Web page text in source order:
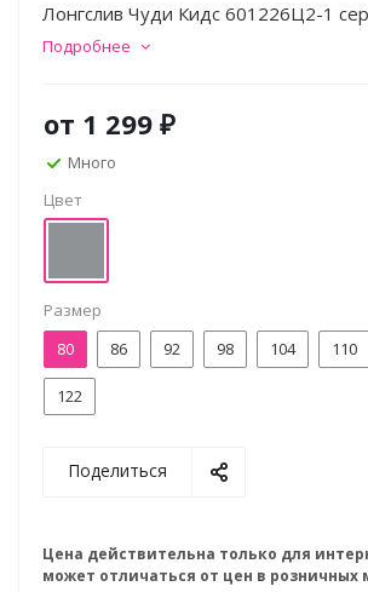
Лонгслив Чуди Кидс 601226Ц2-1
Подробнее
от 1 299 ₽
Много
Цвет
Размер
80
86 92 98 104 110
122
Поделиться
Цена действительна только для
может отличаться от цен в розничных